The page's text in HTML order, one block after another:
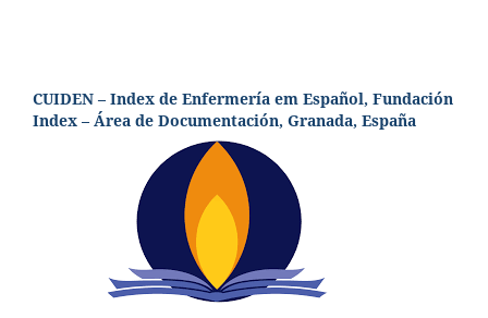
CUIDEN – Index de Enfermería em Español, Fundación
Index – Área de Documentación, Granada, España